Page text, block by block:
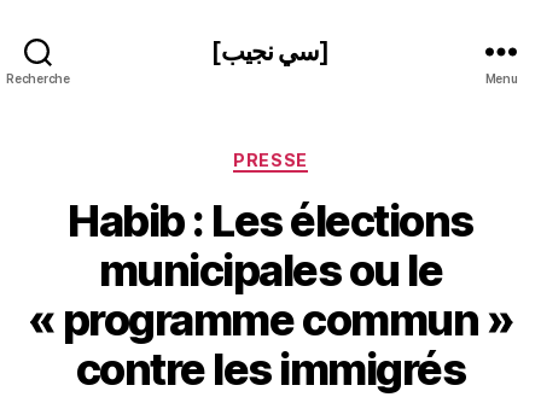
Recherche
[سي نجيب]
Menu
Catégories
PRESSE
Habib : Les élections
municipales ou le
« programme commun »
contre les immigrés
a